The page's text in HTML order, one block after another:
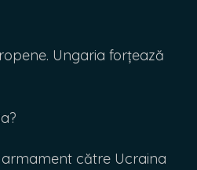
Ungaria forțează
către Ucraina